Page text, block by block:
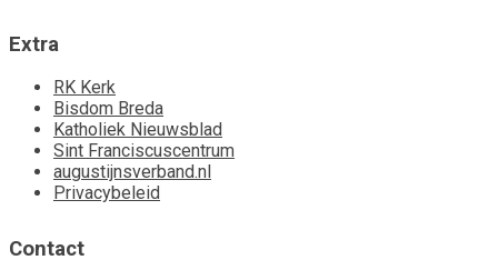
Extra
RK Kerk
Bisdom Breda
Katholiek Nieuwsblad
Sint Franciscuscentrum
augustijnsverband.nl
Privacybeleid
Contact